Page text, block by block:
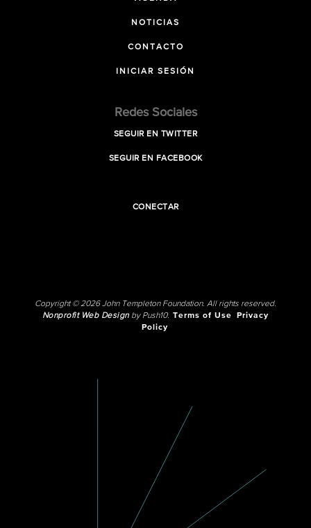
NOTICIAS
CONTACTO
INICIAR SESIÓN
Redes Sociales
SEGUIR EN TWITTER
SEGUIR EN FACEBOOK
CONECTAR
Copyright © 2026 John Templeton Foundation. All rights reserved.
Nonprofit Web Designby Push10. Terms of Use
Privacy
Policy